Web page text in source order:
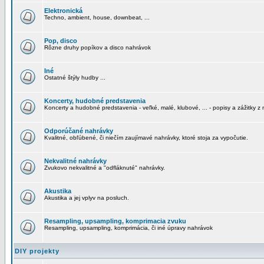
Elektronická
Techno, ambient, house, downbeat, ...
Pop, disco
Rôzne druhy popíkov a disco nahrávok
Iné
Ostatné štýly hudby ...
Koncerty, hudobné predstavenia
Koncerty a hudobné predstavenia - veľké, malé, klubové, ... - popisy a zážitky z
Odporúčané nahrávky
Kvalitné, obľúbené, či niečím zaujímavé nahrávky, ktoré stoja za vypočutie.
Nekvalitné nahrávky
Zvukovo nekvalitné a "odfláknuté" nahrávky.
Akustika
Akustika a jej vplyv na posluch.
Resampling, upsampling, komprimacia zvuku
Resampling, upsampling, komprimácia, či iné úpravy nahrávok
DIY projekty